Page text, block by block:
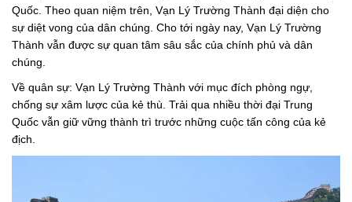
Quốc. Theo quan niệm trên, Vạn Lý Trường Thành đại diện cho
sự diệt vong của dân chúng. Cho tới ngày nay, Vạn Lý Trường
Thành vẫn được sự quan tâm sâu sắc của chính phủ và dân
chúng.
Về quân sự: Vạn Lý Trường Thành với mục đích phòng ngự,
chống sự xâm lược của kẻ thù. Trải qua nhiều thời đại Trung
Quốc vẫn giữ vững thành trì trước những cuộc tấn công của kẻ
địch.